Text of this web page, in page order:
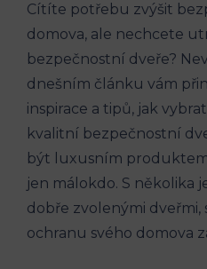
Cítíte potřebu zvýšit
domova, ale nechcete
bezpečnostní dveře?
dnešním článku vám
inspirace a tipů, jak
kvalitní bezpečnostní
být luxusním
jen málokdo. S několika
dobře zvolenými dveřmi,
ochranu svého domova